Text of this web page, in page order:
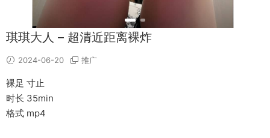
琪琪大人 – 超清近距离裸炸
2024-06-20 推广
裸足 寸止
时长 35min
格式 mp4